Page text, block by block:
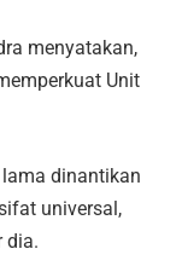
menyatakan,
Unit
dinantikan
universal,
dia.